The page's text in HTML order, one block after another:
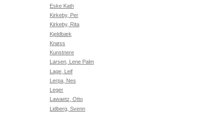
Eske Kath
Kirkeby, Per
Kirkeby, Rita
Kjeldbæk
Knøss
Kunstnere
Larsen, Lene Palm
Lage, Leif
Lerpa, Nes
Leger
Lawaetz, Otto
Lidberg, Svenn